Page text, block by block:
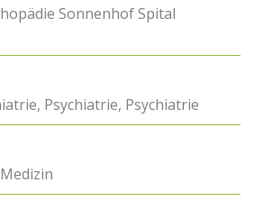
Sonnenhof Spital
Psychiatrie, Psychiatrie